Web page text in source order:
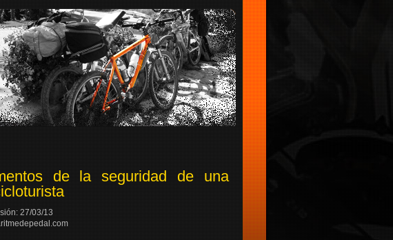
de la seguridad de una
27/03/13